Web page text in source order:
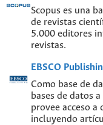
Scopus es una
de revistas
5.000 editores
revistas.
EBSCO
Como base de
bases de datos
provee acceso
incluyendo